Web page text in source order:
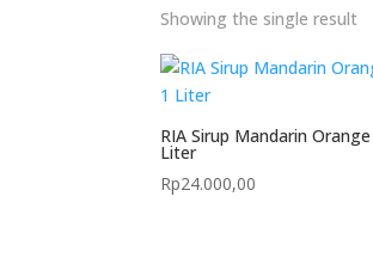
Showing the single result
RIA Sirup Mandarin
Liter
Rp24.000,00